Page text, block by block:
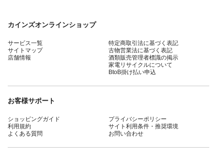
カインズオンラインショップ
サービス一覧
サイトマップ
店舗情報
特定商取引法に基づく表記
古物営業法に基づく表記
酒類販売管理者標識の掲示
家電リサイクルについて
BtoB掛け払い申込
お客様サポート
ショッピングガイド
利用規約
よくある質問
プライバシーポリシー
サイト利用条件・推奨環境
お問い合わせ